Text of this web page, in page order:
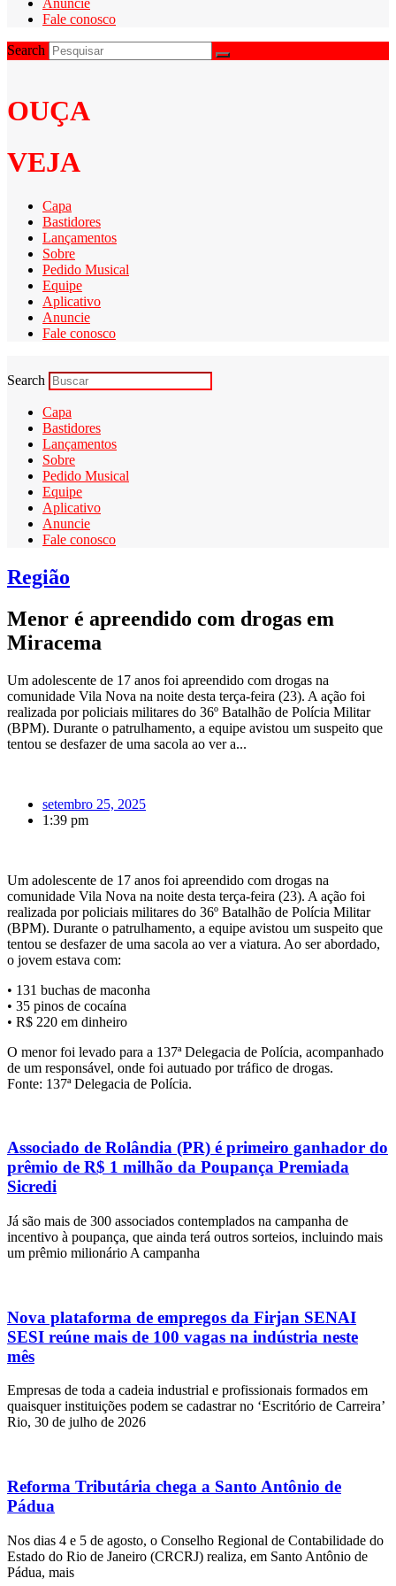
Fale conosco
Search
OUÇA
VEJA
Capa
Bastidores
Lançamentos
Sobre
Pedido Musical
Equipe
Aplicativo
Anuncie
Fale conosco
Search
Capa
Bastidores
Lançamentos
Sobre
Pedido Musical
Equipe
Aplicativo
Anuncie
Fale conosco
Região
Menor é apreendido com drogas em
Miracema
Um adolescente de 17 anos foi apreendido com drogas na
comunidade Vila Nova na noite desta terça-feira (23). A ação foi
realizada por policiais militares do 36º Batalhão de Polícia Militar
(BPM). Durante o patrulhamento, a equipe avistou um suspeito que
tentou se desfazer de uma sacola ao ver a...
setembro 25, 2025
1:39 pm
Um adolescente de 17 anos foi apreendido com drogas na
comunidade Vila Nova na noite desta terça-feira (23). A ação foi
realizada por policiais militares do 36º Batalhão de Polícia Militar
(BPM). Durante o patrulhamento, a equipe avistou um suspeito que
tentou se desfazer de uma sacola ao ver a viatura. Ao ser abordado,
o jovem estava com:
• 131 buchas de maconha
• 35 pinos de cocaína
• R$ 220 em dinheiro
O menor foi levado para a 137ª Delegacia de Polícia, acompanhado
de um responsável, onde foi autuado por tráfico de drogas.
Fonte: 137ª Delegacia de Polícia.
Associado de Rolândia (PR) é primeiro ganhador do
prêmio de R$ 1 milhão da Poupança Premiada
Sicredi
Já são mais de 300 associados contemplados na campanha de
incentivo à poupança, que ainda terá outros sorteios, incluindo mais
um prêmio milionário A campanha
Nova plataforma de empregos da Firjan SENAI
SESI reúne mais de 100 vagas na indústria neste
mês
Empresas de toda a cadeia industrial e profissionais formados em
quaisquer instituições podem se cadastrar no ‘Escritório de Carreira’
Rio, 30 de julho de 2026
Reforma Tributária chega a Santo Antônio de
Pádua
Nos dias 4 e 5 de agosto, o Conselho Regional de Contabilidade do
Estado do Rio de Janeiro (CRCRJ) realiza, em Santo Antônio de
Pádua, mais